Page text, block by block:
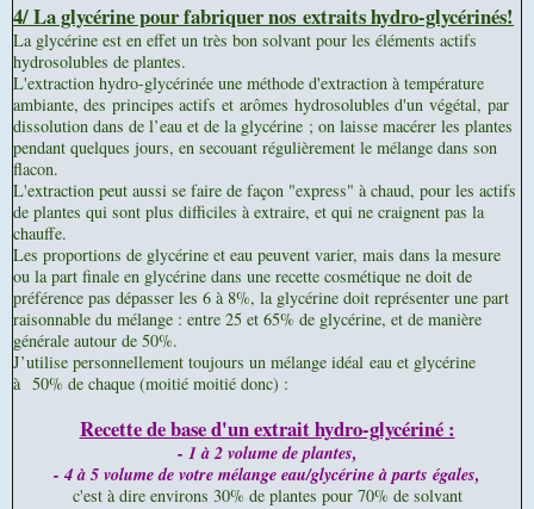
4/ La glycérine pour fabriquer nos extraits hydro-glycérinés!
La glycérine est en effet un très bon solvant pour les éléments actifs
hydrosolubles de plantes.
L'extraction hydro-glycérinée une méthode d'extraction à température
ambiante, des principes actifs et arômes hydrosolubles d'un végétal, par
dissolution dans de l’eau et de la glycérine ; on laisse macérer les plantes
pendant quelques jours, en secouant régulièrement le mélange dans son
flacon.
L'extraction peut aussi se faire de façon "express" à chaud, pour les actifs
de plantes qui sont plus difficiles à extraire, et qui ne craignent pas la
chauffe.
Les proportions de glycérine et eau peuvent varier, mais dans la mesure
ou la part finale en glycérine dans une recette cosmétique ne doit de
préférence pas dépasser les 6 à 8%, la glycérine doit représenter une part
raisonnable du mélange : entre 25 et 65% de glycérine, et de manière
générale autour de 50%.
J’utilise personnellement toujours un mélange idéal eau et glycérine
à 50% de chaque (moitié moitié donc) :
Recette de base d'un extrait hydro-glycériné :
- 1 à 2 volume de plantes,
- 4 à 5 volume de votre mélange eau/glycérine à parts égales,
c'est à dire environs 30% de plantes pour 70% de solvant